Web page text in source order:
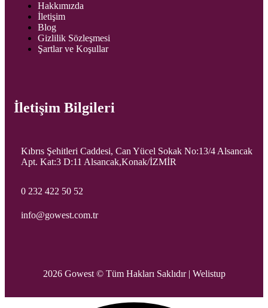
Hakkımızda
İletişim
Blog
Gizlilik Sözleşmesi
Şartlar ve Koşullar
İletişim Bilgileri
Kıbrıs Şehitleri Caddesi, Can Yücel Sokak No:13/4 Alsancak
Apt. Kat:3 D:11 Alsancak,Konak/İZMİR
0 232 422 50 52
info@gowest.com.tr
2026 Gowest © Tüm Hakları Saklıdır | Welistup